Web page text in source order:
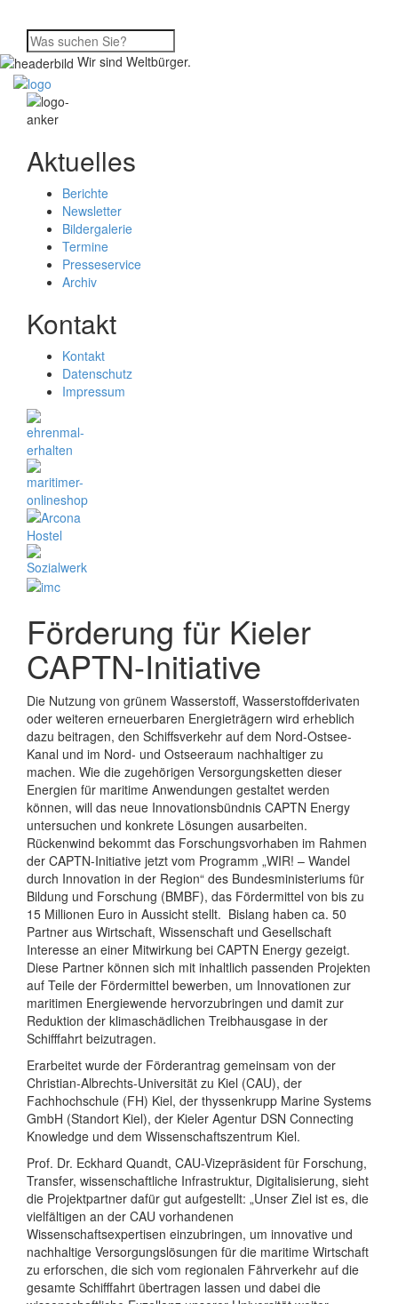
Wir sind Weltbürger.
Aktuelles
Berichte
Newsletter
Bildergalerie
Termine
Presseservice
Archiv
Kontakt
Kontakt
Datenschutz
Impressum
Förderung für Kieler
CAPTN-Initiative
Die Nutzung von grünem Wasserstoff, Wasserstoffderivaten
oder weiteren erneuerbaren Energieträgern wird erheblich
dazu beitragen, den Schiffsverkehr auf dem Nord-Ostsee-
Kanal und im Nord- und Ostseeraum nachhaltiger zu
machen. Wie die zugehörigen Versorgungsketten dieser
Energien für maritime Anwendungen gestaltet werden
können, will das neue Innovationsbündnis CAPTN Energy
untersuchen und konkrete Lösungen ausarbeiten.
Rückenwind bekommt das Forschungsvorhaben im Rahmen
der CAPTN-Initiative jetzt vom Programm „WIR! – Wandel
durch Innovation in der Region“ des Bundesministeriums für
Bildung und Forschung (BMBF), das Fördermittel von bis zu
15 Millionen Euro in Aussicht stellt. Bislang haben ca. 50
Partner aus Wirtschaft, Wissenschaft und Gesellschaft
Interesse an einer Mitwirkung bei CAPTN Energy gezeigt.
Diese Partner können sich mit inhaltlich passenden Projekten
auf Teile der Fördermittel bewerben, um Innovationen zur
maritimen Energiewende hervorzubringen und damit zur
Reduktion der klimaschädlichen Treibhausgase in der
Schifffahrt beizutragen.
Erarbeitet wurde der Förderantrag gemeinsam von der
Christian-Albrechts-Universität zu Kiel (CAU), der
Fachhochschule (FH) Kiel, der thyssenkrupp Marine Systems
GmbH (Standort Kiel), der Kieler Agentur DSN Connecting
Knowledge und dem Wissenschaftszentrum Kiel.
Prof. Dr. Eckhard Quandt, CAU-Vizepräsident für Forschung,
Transfer, wissenschaftliche Infrastruktur, Digitalisierung, sieht
die Projektpartner dafür gut aufgestellt: „Unser Ziel ist es, die
vielfältigen an der CAU vorhandenen
Wissenschaftsexpertisen einzubringen, um innovative und
nachhaltige Versorgungslösungen für die maritime Wirtschaft
zu erforschen, die sich vom regionalen Fährverkehr auf die
gesamte Schifffahrt übertragen lassen und dabei die